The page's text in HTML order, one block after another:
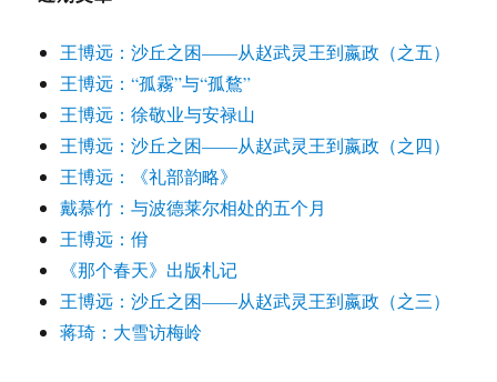
王博远：沙丘之困——从赵武灵王到嬴政（之五）
王博远：“孤霧”与“孤鶩”
王博远：徐敬业与安禄山
王博远：沙丘之困——从赵武灵王到嬴政（之四）
王博远：《礼部韵略》
戴慕竹：与波德莱尔相处的五个月
王博远：佾
《那个春天》出版札记
王博远：沙丘之困——从赵武灵王到嬴政（之三）
蒋琦：大雪访梅岭